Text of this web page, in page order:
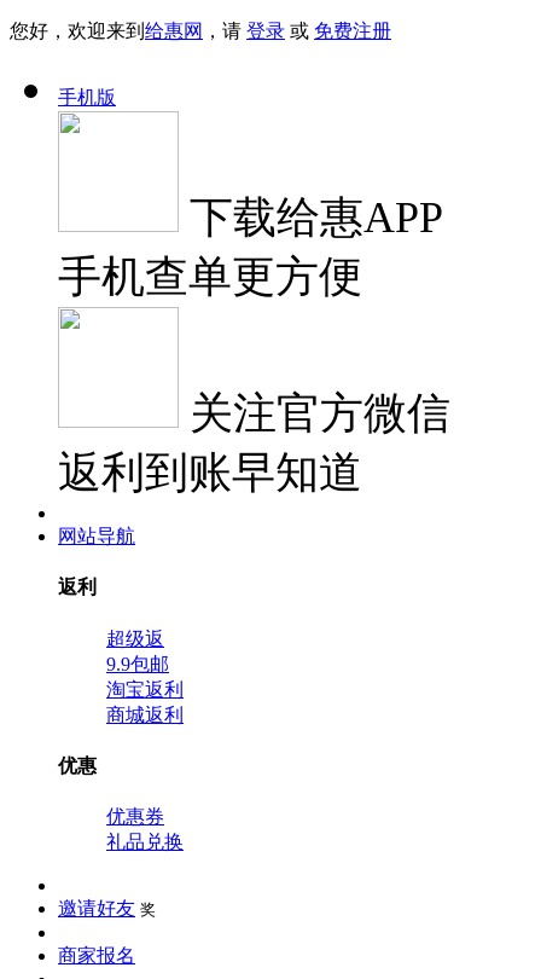
您好，欢迎来到 给惠网 ，请 登录 或 免费注册
手机版
下载给惠APP
手机查单更方便
关注官方微信
返利到账早知道
网站导航
返利
超级返
9.9包邮
淘宝返利
商城返利
优惠
优惠券
礼品兑换
邀请好友 奖
商家报名